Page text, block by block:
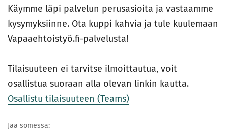
Käymme läpi palvelun perusasioita ja vastaamme
kysymyksiinne. Ota kuppi kahvia ja tule kuulemaan
Vapaaehtoistyö.fi-palvelusta!
Tilaisuuteen ei tarvitse ilmoittautua, voit
osallistua suoraan alla olevan linkin kautta.
Osallistu tilaisuuteen (Teams)
Jaa somessa: